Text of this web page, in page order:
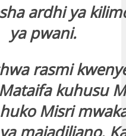
ardhi ya
ya pwani.
rasmi
kuhusu
Misri